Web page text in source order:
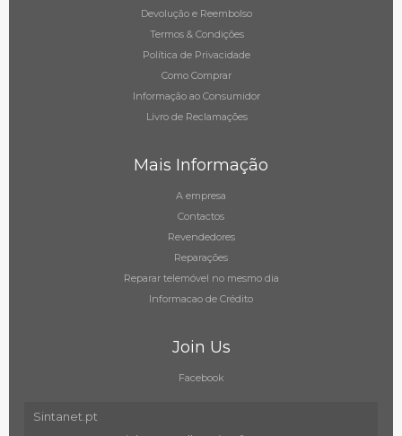
Devolução e Reembolso
Termos & Condições
Política de Privacidade
Como Comprar
Informação ao Consumidor
Livro de Reclamações
Mais Informação
A empresa
Contactos
Revendedores
Reparações
Reparar telemóvel no mesmo dia
Informacao de Crédito
Join Us
Facebook
Sintanet.pt